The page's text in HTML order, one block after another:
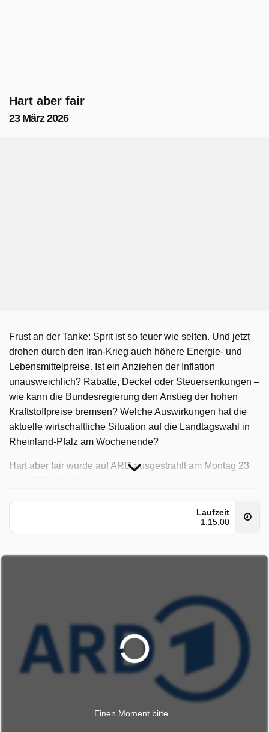
Hart aber fair
23 März 2026
Frust an der Tanke: Sprit ist so teuer wie selten. Und jetzt
drohen durch den Iran-Krieg auch höhere Energie- und
Lebensmittelpreise. Ist ein Anziehen der Inflation
unausweichlich? Rabatte, Deckel oder Steuersenkungen –
wie kann die Bundesregierung den Anstieg der hohen
Kraftstoffpreise bremsen? Welche Auswirkungen hat die
aktuelle wirtschaftliche Situation auf die Landtagswahl in
Rheinland-Pfalz am Wochenende?
Hart aber fair wurde auf ARD ausgestrahlt am Montag 23
Laufzeit
1:15:00
Einen Moment bitte...